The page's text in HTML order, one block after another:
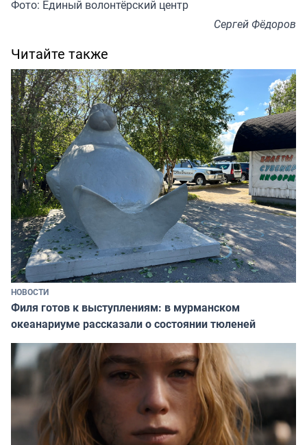
Фото: Единый волонтёрский центр
Сергей Фёдоров
Читайте также
НОВОСТИ
Филя готов к выступлениям: в мурманском
океанариуме рассказали о состоянии тюленей